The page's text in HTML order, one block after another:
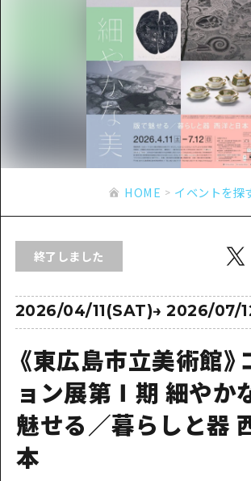
おすすめ
アート
イベント・祭り
グルメ・酒
サイクリング
ショッピング
ナイトライフ
世界遺産
学び・体験
歴史・文化
癒し
自然
モデルコース一覧
Dive! Hiroshima 公式
広島もしもトラベル
あたらしい非日常
広島市周辺
安芸
備後
宮島周辺
山口県東部
弾丸
日帰り
スポット・体験
スポット・体験一覧
広島市周辺
安芸
備後
備北
宮島周辺
山口県東部
愛媛県
島根県
イベント
旬情報
お役立ち情報
アクセス
二次交通まとめ
施設の混雑状況のお
手荷物預かり・配送サ
広島おもてなしパス
HIROSHIMA FREE
HOME
お問い合わせ
事業者・学校関係者の
HOME イベントを探
終了しました
2026/04/11(SAT)→2026/07/
《東広島市立美術館
ョン展第Ⅰ期 細やか
魅せる／暮らしと器
本